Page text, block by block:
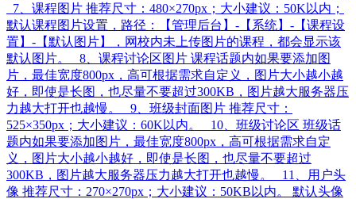
7、课程图片 推荐尺寸：480×270px；大小建议：50K以内；
默认课程图片设置，路径：【管理后台】-【系统】-【课程设
置】-【默认图片】，网校内未上传图片的课程，都会显示该
默认图片。 8、课程讨论区图片 课程话题内如果要添加图
片，最佳宽度800px，高可根据需求自定义，图片大小越小越
好，即使是长图，也尽量不要超过300KB，图片越大服务器压
力越大打开也越慢。 9、班级封面图片 推荐尺寸：
525×350px；大小建议：60K以内。 10、班级讨论区 班级话
题内如果要添加图片，最佳宽度800px，高可根据需求自定
义，图片大小越小越好，即使是长图，也尽量不要超过
300KB，图片越大服务器压力越大打开也越慢。 11、用户头
像 推荐尺寸：270×270px；大小建议：50KB以内。 默认头像